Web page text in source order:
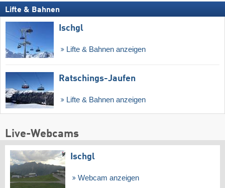
Lifte & Bahnen
Ischgl
Lifte & Bahnen anzeigen
Ratschings-Jaufen
Lifte & Bahnen anzeigen
Live-Webcams
Ischgl
Webcam anzeigen